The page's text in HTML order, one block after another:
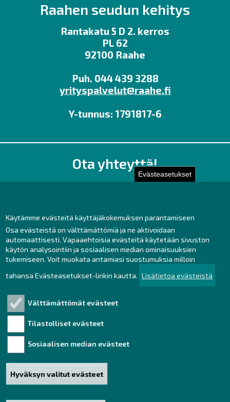
Evästeasetukset
Käytämme evästeitä käyttäjäkokemuksen parantamiseen
Osa evästeistä on välttämättömiä ja ne aktivoidaan
automaattisesti. Vapaaehtoisia evästeitä käytetään sivuston
käytön analysointiin ja sosiaalisen median ominaisuuksien
tukemiseen. Voit muokata antamiasi suostumuksia milloin
tahansa Evästeasetukset-linkin kautta. Lisätietoa evästeistä
Välttämättömät evästeet
Tilastolliset evästeet
Sosiaalisen median evästeet
Hyväksyn valitut evästeet
Raahen seudun kehitys
Rantakatu 5 D 2. kerros
PL 62
92100 Raahe
Puh. 044 439 3288
yrityspalvelut@raahe.fi
Y-tunnus: 1791817-6
Ota yhteyttä!
Toimisto
Facebook
Instagram
LinkedIn
Tutustu!
Saavutettavuusseloste
Sivukartta